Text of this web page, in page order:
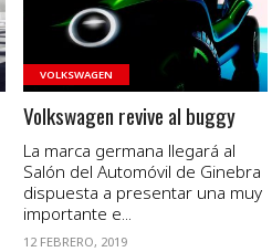
VOLKSWAGEN
Volkswagen revive al buggy
La marca germana llegará al
Salón del Automóvil de Ginebra
dispuesta a presentar una muy
importante e...
12 FEBRERO, 2019